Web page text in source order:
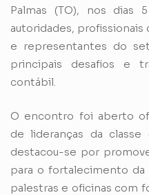
Palmas (TO), nos dias
autoridades,
e representantes do
principais desafios e
contábil.
O encontro foi aberto
de lideranças da
destacou-se por
para o fortalecimento
palestras e oficinas com